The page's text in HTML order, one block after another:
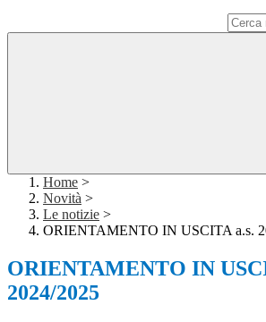
Home >
Novità >
Le notizie >
ORIENTAMENTO IN USCITA a.s.
ORIENTAMENTO IN
2024/2025